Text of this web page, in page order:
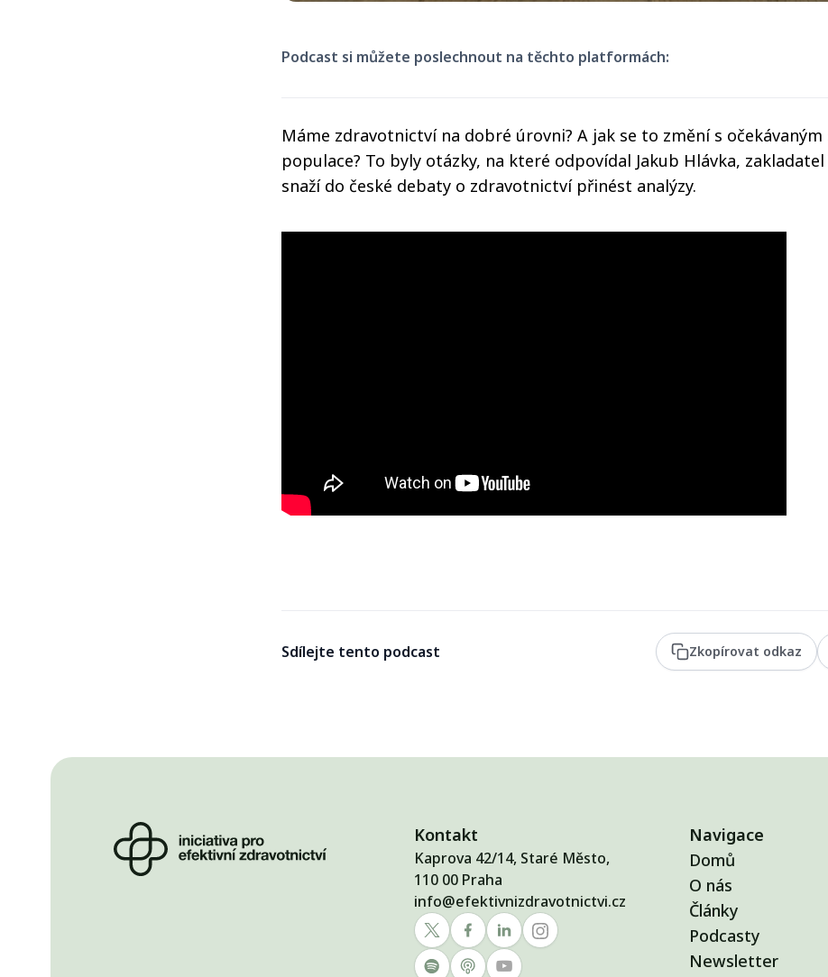
Podcast si můžete poslechnout na těchto platformách:
Máme zdravotnictví na dobré úrovni? A jak se to změní s
populace? To byly otázky, na které odpovídal Jakub Hlávka,
snaží do české debaty o zdravotnictví přinést analýzy.
Sdílejte tento podcast Zkopírovat odkaz
Kontakt
Kaprova 42/14, Staré Město,
110 00 Praha
info@efektivnizdravotnictvi.cz
Navigace
Domů
O nás
Články
Podcasty
Newsletter